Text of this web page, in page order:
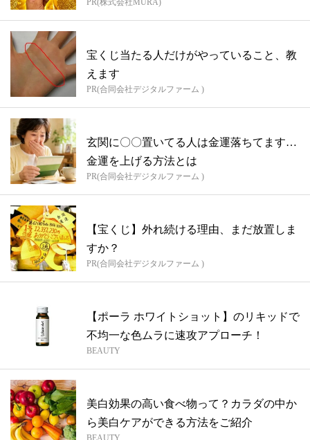
宝くじ当たる人だけがやっていること、教
えます
PR(合同会社デジタルファーム )
玄関に〇〇置いてる人は金運落ちてます…
金運を上げる方法とは
PR(合同会社デジタルファーム )
【宝くじ】外れ続ける理由、まだ放置しま
すか？
PR(合同会社デジタルファーム )
【ポーラ ホワイトショット】のリキッドで
不均一な色ムラに速攻アプローチ！
BEAUTY
美白効果の高い食べ物って？カラダの中か
ら美白ケアができる方法をご紹介
BEAUTY